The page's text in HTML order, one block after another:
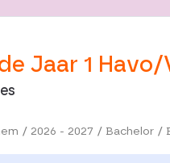
Jaar 1 Havo/